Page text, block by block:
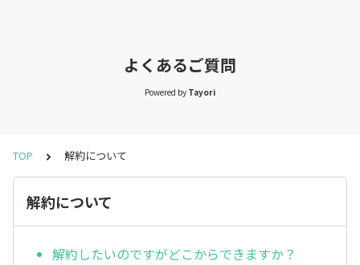
よくあるご質問
Powered by Tayori
TOP 解約について
解約について
解約したいのですがどこからできますか？